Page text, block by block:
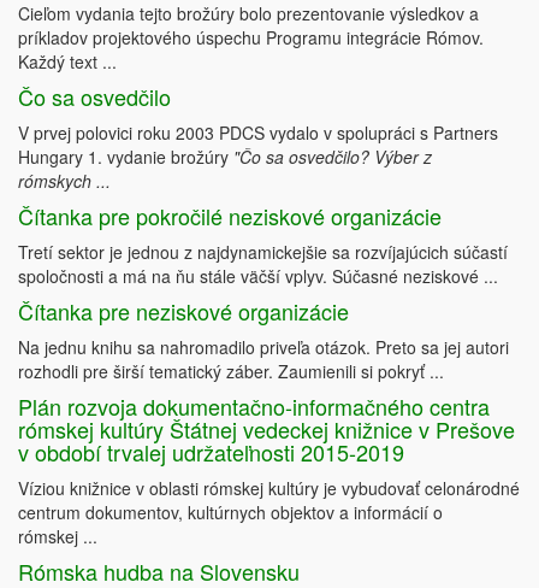
Cieľom vydania tejto brožúry bolo prezentovanie výsledkov a
príkladov projektového úspechu Programu integrácie Rómov.
Každý text ...
Čo sa osvedčilo
V prvej polovici roku 2003 PDCS vydalo v spolupráci s Partners
Hungary 1. vydanie brožúry "Čo sa osvedčilo? Výber z
rómskych ...
Čítanka pre pokročilé neziskové organizácie
Tretí sektor je jednou z najdynamickejšie sa rozvíjajúcich súčastí
spoločnosti a má na ňu stále väčší vplyv. Súčasné neziskové ...
Čítanka pre neziskové organizácie
Na jednu knihu sa nahromadilo priveľa otázok. Preto sa jej autori
rozhodli pre širší tematický záber. Zaumienili si pokryť ...
Plán rozvoja dokumentačno-informačného centra
rómskej kultúry Štátnej vedeckej knižnice v Prešove
v období trvalej udržateľnosti 2015-2019
Víziou knižnice v oblasti rómskej kultúry je vybudovať celonárodné
centrum dokumentov, kultúrnych objektov a informácií o
rómskej ...
Rómska hudba na Slovensku